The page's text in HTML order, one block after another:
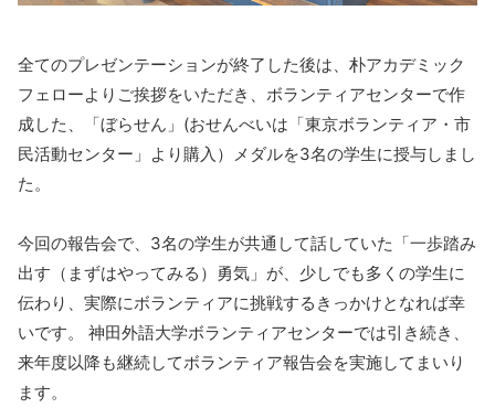
全てのプレゼンテーションが終了した後は、朴アカデミック
フェローよりご挨拶をいただき、ボランティアセンターで作
成した、「ぼらせん」(おせんべいは「東京ボランティア・市
民活動センター」より購入）メダルを3名の学生に授与しまし
た。
今回の報告会で、3名の学生が共通して話していた「一歩踏み
出す（まずはやってみる）勇気」が、少しでも多くの学生に
伝わり、実際にボランティアに挑戦するきっかけとなれば幸
いです。 神田外語大学ボランティアセンターでは引き続き、
来年度以降も継続してボランティア報告会を実施してまいり
ます。